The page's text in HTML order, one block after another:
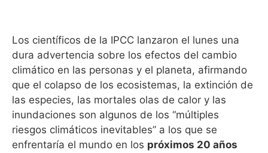
Los científicos de la IPCC lanzaron el lunes una
dura advertencia sobre los efectos del cambio
climático en las personas y el planeta, afirmando
que el colapso de los ecosistemas, la extinción de
las especies, las mortales olas de calor y las
inundaciones son algunos de los “múltiples
riesgos climáticos inevitables” a los que se
enfrentaría el mundo en los próximos 20 años